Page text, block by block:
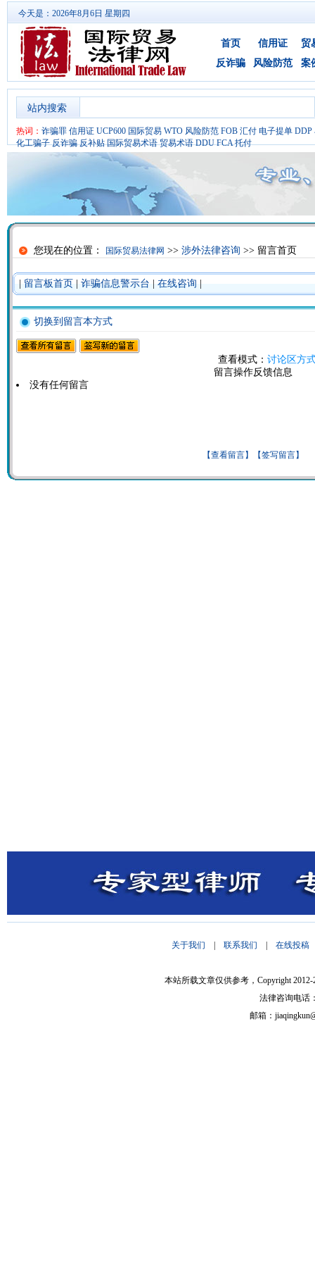
今天是：2026年8月6日 星期四
首页 信用证
贸
反诈骗
风险防范 案
站内搜索
热词： 诈骗罪 信用证 UCP600 国际贸易 WTO 风险防范 FOB 汇付 电子提单 DDP
化工骗子 反诈骗 反补贴 国际贸易术语 贸易术语 DDU FCA 托付
您现在的位置： 国际贸易法律网 >> 涉外法律咨询 >> 留言首页
留言板首页 诈骗信息警示台 在线咨询
切换到留言本方式
查看模式： 讨论区方
留言操作反馈信息
没有任何留言
【查看留言】 【签写留言】
关于我们 联系我们 在线投稿
本站所载文章仅供参考，Copyright
法律咨询电话
邮箱：